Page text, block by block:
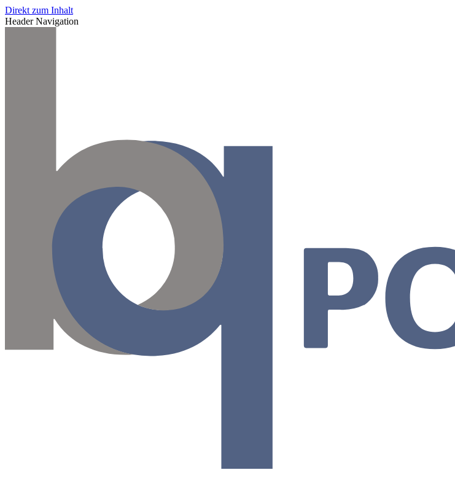
Direkt zum Inhalt
Header Navigation